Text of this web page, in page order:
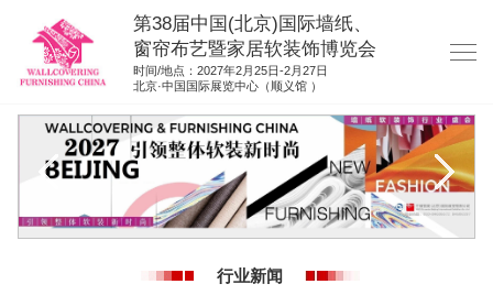
第38届中国(北京)国际墙纸、
窗帘布艺暨家居软装饰博览会
时间/地点：2027年2月25日-2月27日
北京·中国国际展览中心（顺义馆 ）
网站首页
展商服务
行业新闻